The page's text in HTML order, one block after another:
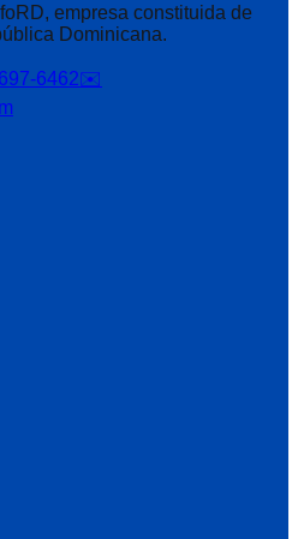
empresa constituida de
Dominicana.
6462✉️